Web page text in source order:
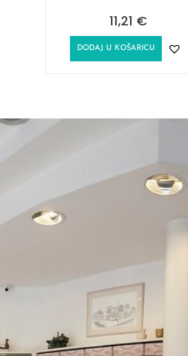
11,21 €
DODAJ U KOŠARICU